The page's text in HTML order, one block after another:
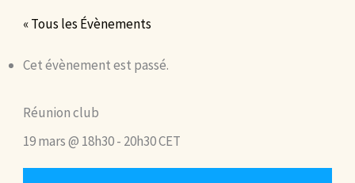
« Tous les Évènements
Cet évènement est passé.
Réunion club
19 mars @ 18h30- 20h30CET